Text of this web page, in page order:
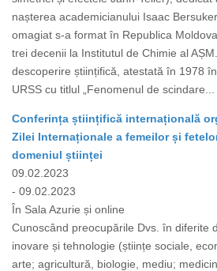
nașterea academicianului Isaac
omagiat s-a format în Republica
trei decenii la Institutul de Chimie al
descoperire științifică, atestată în 1978
URSS cu titlul „Fenomenul de scindare...
Conferința științifică internațională
Zilei Internaționale a femeilor și
domeniul științei
09.02.2023
- 09.02.2023
În Sala Azurie și online
Cunoscând preocupările Dvs. în diferite
inovare și tehnologie (științe sociale,
arte; agricultură, biologie, mediu;